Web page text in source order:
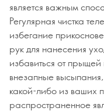
является важным
Регулярная чистка
избегание
рук для нанесения
избавиться от
внезапные
какой-либо из ваших
распространенное